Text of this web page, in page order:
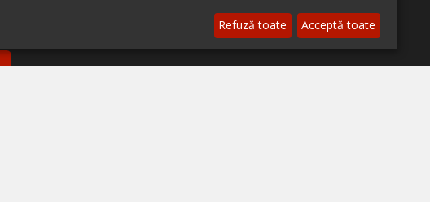
Refuză toate Acceptă toate